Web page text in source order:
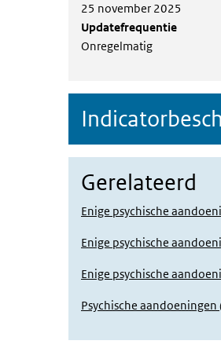
25 november 2025
Updatefrequentie
Onregelmatig
Gerelateerd
Enige psychische
Enige psychische
Enige psychische
Psychische